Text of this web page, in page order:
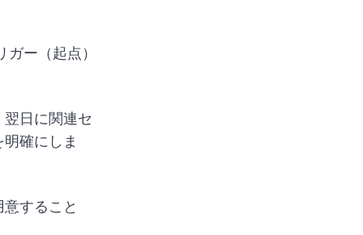
ー（起点）
日に関連セ
確にしま
すること